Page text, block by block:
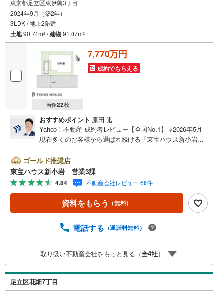
東京都足立区東伊興3丁目
2024年9月（築2年）
3LDK / 地上2階建
土地90.74m2 /建物91.07m2
画像22枚
7,770万円
成約でもらえる
おすすめポイント 原田 迅
Yahoo！不動産 成約者レビュー【全国No.1】 ※2026年5月
現在多くのお客様から選ばれ続ける「東宝ハウス新小岩」
見学OK■営業時間内（9:00～20:00）はお電話でのご連絡が
スムーズです。ご自宅への送迎・最寄駅でのお待ち合わせ
等、お気軽にご相談ください。 選ばれる3つの「圧倒的メ
リット」 （1）【業界最低水準の提携住宅ローン】「他社
で断られた」「借入がある」方も独自審査で多数承認！優
遇金利と各種手数料0円でお得に。（2）【未来カレンダー
ュレーション。「月々いくらなら安心か」をプロが明確に
はありません。専属FPがお引渡し後も一生涯お守りしま
す。 Yahoo！不動産キャンペーン対象店舗 当店でのご成約
でPayPayボーナスがもらえるキャンペーン対象です！※必
ずYahoo！ JAPAN IDでログインの上お問い合わせくださ
い。
ゴールド推奨店
東宝ハウス新小岩 営業3課
4.84 不動産会社レビュー 66件
資料をもらう （無料）
電話する （通話料無料）
取り扱い不動産会社をもっと見る（全4社）
足立区花畑7丁目